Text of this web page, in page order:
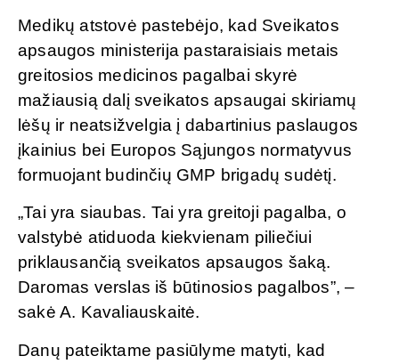
Medikų atstovė pastebėjo, kad Sveikatos
apsaugos ministerija pastaraisiais metais
greitosios medicinos pagalbai skyrė
mažiausią dalį sveikatos apsaugai skiriamų
lėšų ir neatsižvelgia į dabartinius paslaugos
įkainius bei Europos Sąjungos normatyvus
formuojant budinčių GMP brigadų sudėtį.
„Tai yra siaubas. Tai yra greitoji pagalba, o
valstybė atiduoda kiekvienam piliečiui
priklausančią sveikatos apsaugos šaką.
Daromas verslas iš būtinosios pagalbos”, –
sakė A. Kavaliauskaitė.
Danų pateiktame pasiūlyme matyti, kad